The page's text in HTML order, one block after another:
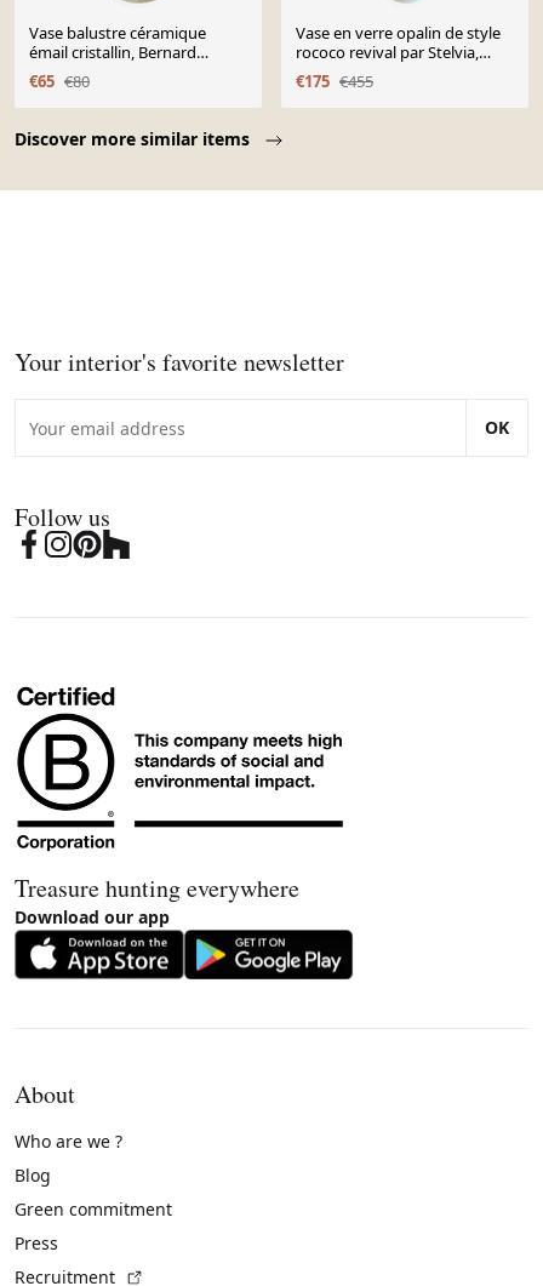
Discover more similar items
Vase balustre céramique
émail cristallin, Bernard
Guipouy Atelier du Bol Doré
€65 €80
Vase en verre opalin de style
rococo revival par Stelvia,
soufflé à la main, Italie,
années 1950.
€175 €455
Your interior's favorite newsletter
OK
Follow us
Treasure hunting everywhere
Download our app
About
Who are we ?
Blog
Green commitment
Press
Recruitment